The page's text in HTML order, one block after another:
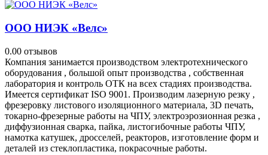
ООО НИЭК «Велс»
0.00 отзывов
Компания занимается производством электротехнического
оборудования , большой опыт производства , собственная
лаборатория и контроль ОТК на всех стадиях производства.
Имеется сертификат ISO 9001. Производим лазерную резку ,
фрезеровку листового изоляционного материала, 3D печать,
токарно-фрезерные работы на ЧПУ, электроэрозионная резка ,
диффузионная сварка, пайка, листогибочные работы ЧПУ,
намотка катушек, дросселей, реакторов, изготовление форм и
деталей из стеклопластика, покрасочные работы.